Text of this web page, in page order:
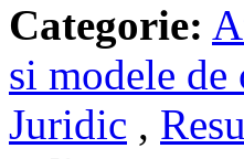
Categorie:
si modele
Juridic ,